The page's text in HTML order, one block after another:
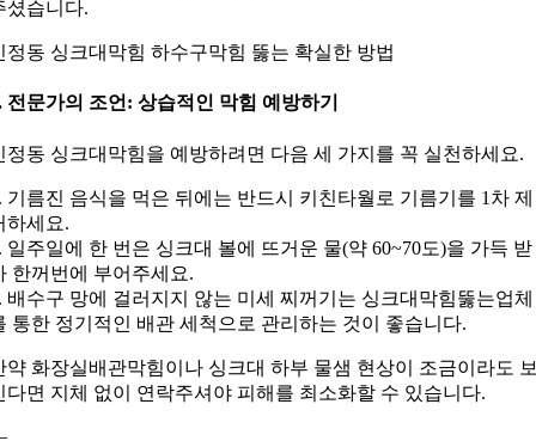
셨습니다.
정동 싱크대막힘 하수구막힘 뚫는 확실한 방법
전문가의 조언: 상습적인 막힘 예방하기
정동 싱크대막힘을 예방하려면 다음 세 가지를 꼭 실천하세요.
기름진 음식을 먹은 뒤에는 반드시 키친타월로 기름기를 1차 제
하세요.
일주일에 한 번은 싱크대 볼에 뜨거운 물(약 60~70도)을 가득 받
한꺼번에 부어주세요.
배수구 망에 걸러지지 않는 미세 찌꺼기는 싱크대막힘뚫는업체
통한 정기적인 배관 세척으로 관리하는 것이 좋습니다.
약 화장실배관막힘이나 싱크대 하부 물샘 현상이 조금이라도
다면 지체 없이 연락주셔야 피해를 최소화할 수 있습니다.